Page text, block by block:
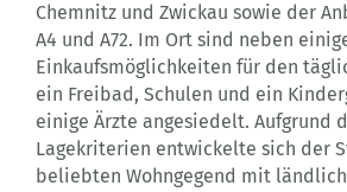
Chemnitz und Zwickau sowie der
A4 und A72. Im Ort sind neben
Einkaufsmöglichkeiten für den
ein Freibad, Schulen und ein
einige Ärzte angesiedelt. Aufgrund
Lagekriterien entwickelte sich der
beliebten Wohngegend mit